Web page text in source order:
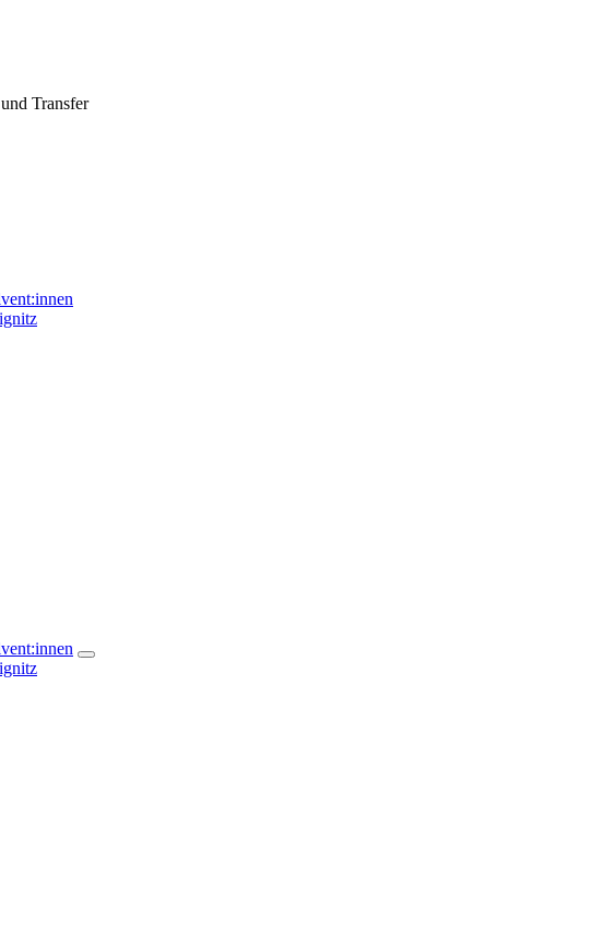
Transfer